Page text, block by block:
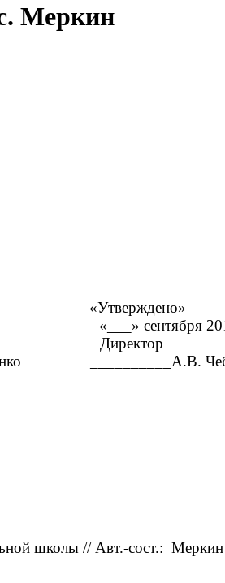
Меркин
«Утверждено»
2011 г. «___»
Директор
__________А.В.
школы // Авт.-сост.: